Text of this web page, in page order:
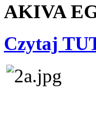
AKIVA
Czytaj